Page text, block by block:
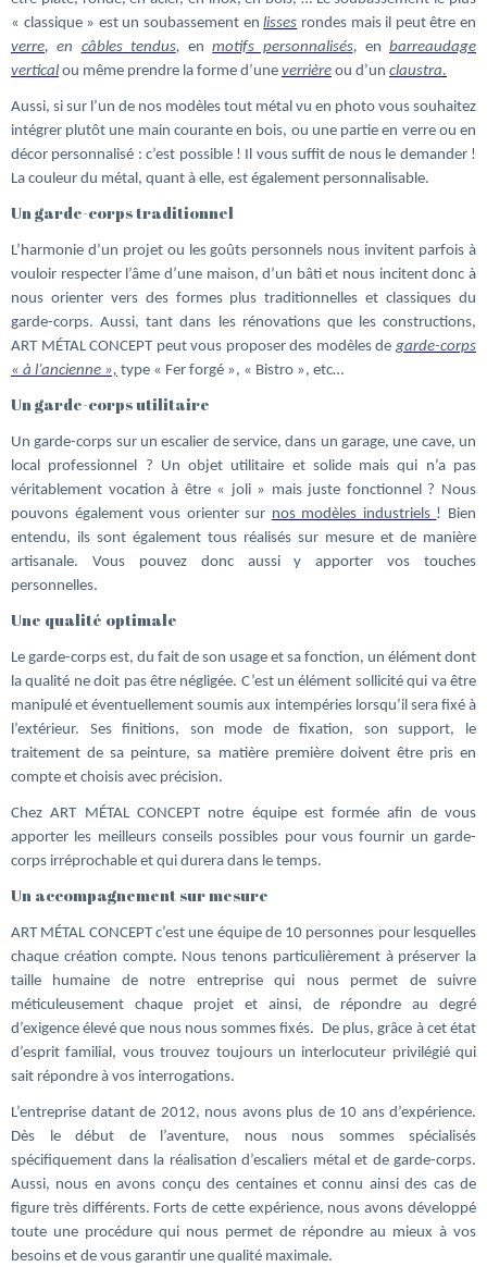
« classique » est un soubassement enlisses rondes mais il peut être en
verre, en câbles tendus, enmotifs personnalisés, en barreaudage
vertical ou même prendre la forme d’une verrière ou d’un claustra.
Aussi, si sur l’un de nos modèles tout métal vu en photo vous souhaitez
intégrer plutôt une main courante en bois, ou une partie en verre ou en
décor personnalisé : c’est possible ! Il vous suffit de nous le demander !
La couleur du métal, quant à elle, est également personnalisable.
Un garde-corps traditionnel
L’harmonie d’un projet ou les goûts personnels nous invitent parfois à
vouloir respecter l’âme d’une maison, d’un bâti et nous incitent donc à
nous orienter vers des formes plus traditionnelles et classiques du
garde-corps. Aussi, tant dans les rénovations que les constructions,
ART MÉTAL CONCEPT peut vous proposer des modèles de garde-corps
« à l’ancienne », type « Fer forgé », « Bistro », etc…
Un garde-corps utilitaire
Un garde-corps sur un escalier de service, dans un garage, une cave, un
local professionnel ? Un objet utilitaire et solide mais qui n’a pas
véritablement vocation à être « joli » mais juste fonctionnel ? Nous
pouvons également vous orienter sur nos modèles industriels ! Bien
entendu, ils sont également tous réalisés sur mesure et de manière
artisanale. Vous pouvez donc aussi y apporter vos touches
personnelles.
Une qualité optimale
Le garde-corps est, du fait de son usage et sa fonction, un élément dont
la qualité ne doit pas être négligée. C’est un élément sollicité qui va être
manipulé et éventuellement soumis aux intempéries lorsqu’il sera fixé à
l’extérieur. Ses finitions, son mode de fixation, son support, le
traitement de sa peinture, sa matière première doivent être pris en
compte et choisis avec précision.
Chez ART MÉTAL CONCEPT notre équipe est formée afin de vous
apporter les meilleurs conseils possibles pour vous fournir un garde-
corps irréprochable et qui durera dans le temps.
Un accompagnement sur mesure
ART MÉTAL CONCEPT c’est une équipe de 10 personnes pour lesquelles
chaque création compte. Nous tenons particulièrement à préserver la
taille humaine de notre entreprise qui nous permet de suivre
méticuleusement chaque projet et ainsi, de répondre au degré
d’exigence élevé que nous nous sommes fixés. De plus, grâce à cet état
d’esprit familial, vous trouvez toujours un interlocuteur privilégié qui
sait répondre à vos interrogations.
L’entreprise datant de 2012, nous avons plus de 10 ans d’expérience.
Dès le début de l’aventure, nous nous sommes spécialisés
spécifiquement dans la réalisation d’escaliers métal et de garde-corps.
Aussi, nous en avons conçu des centaines et connu ainsi des cas de
figure très différents. Forts de cette expérience, nous avons développé
toute une procédure qui nous permet de répondre au mieux à vos
besoins et de vous garantir une qualité maximale.